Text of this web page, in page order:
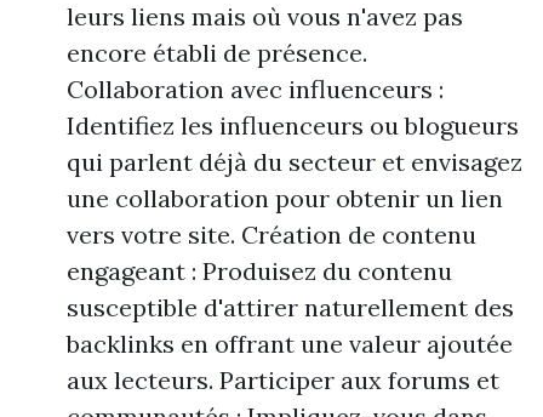
leurs liens mais où vous n'avez pas
encore établi de présence.
Collaboration avec influenceurs :
Identifiez les influenceurs ou blogueurs
qui parlent déjà du secteur et envisagez
une collaboration pour obtenir un lien
vers votre site. Création de contenu
engageant : Produisez du contenu
susceptible d'attirer naturellement des
backlinks en offrant une valeur ajoutée
aux lecteurs. Participer aux forums et